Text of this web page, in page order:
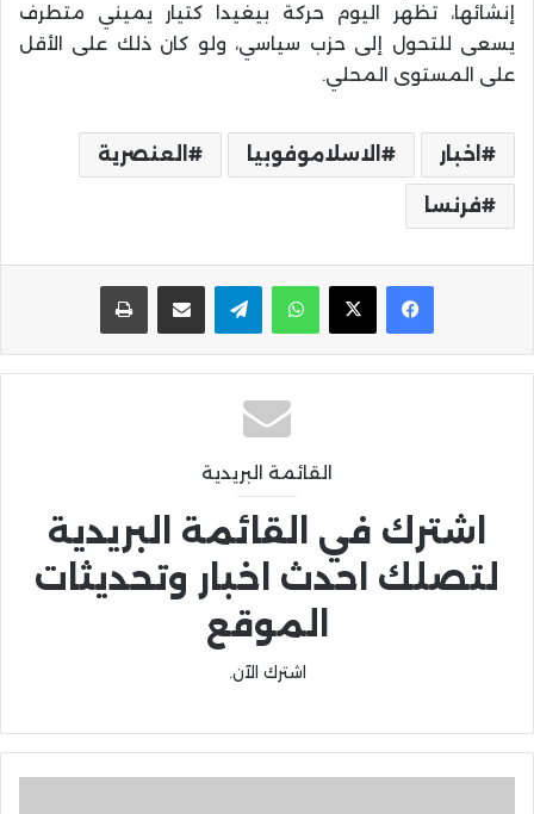
إنشائها، تظهر اليوم حركة بيغيدا كتيار يميني متطرف
يسعى للتحول إلى حزب سياسي، ولو كان ذلك على الأقل
على المستوى المحلي.
اخبار الاسلاموفوبيا العنصرية
فرنسا
واتساب تيلقرام مشاركة عبر البريد
القائمة البريدية
اشترك في القائمة البريدية
لتصلك احدث اخبار وتحديثات
الموقع
اشترك الآن.